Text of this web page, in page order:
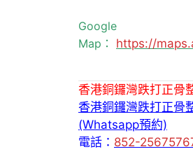
Google
Map： https://
香港銅鑼灣跌打正骨
香港銅鑼灣跌打正骨
(Whatsapp預約)
電話： 852-